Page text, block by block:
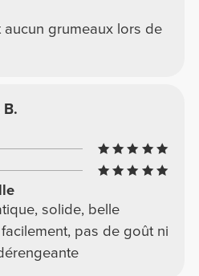
aucun grumeaux lors de
solide, belle
pas de goût ni